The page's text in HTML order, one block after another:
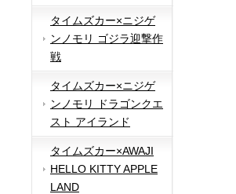
タイムズカー×ニジゲ
ンノモリ ゴジラ迎撃作
戦
タイムズカー×ニジゲ
ンノモリ ドラゴンクエ
スト アイランド
タイムズカー×AWAJI
HELLO KITTY APPLE
LAND